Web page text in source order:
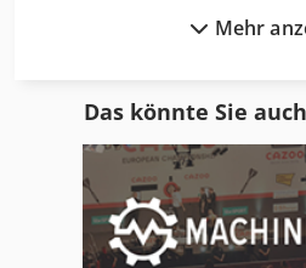
Haken
Hh Sicherung
Mehr
Das könnte Sie